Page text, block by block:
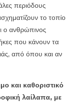
περιόδους
το τοπίο
ο ανθρώπινος
που κάνουν τα
από όπου και αν
και καθοριστικό
λαίλαπα, με